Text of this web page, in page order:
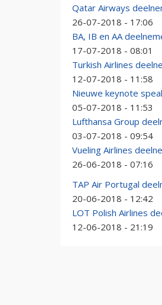
Qatar Airways
26-07-2018 - 17:06
BA, IB en AA
17-07-2018 - 08:01
Turkish Airlines
12-07-2018 - 11:58
Nieuwe keynote
05-07-2018 - 11:53
Lufthansa Group
03-07-2018 - 09:54
Vueling Airlines
26-06-2018 - 07:16
TAP Air Portugal
20-06-2018 - 12:42
LOT Polish Airlines
12-06-2018 - 21:19